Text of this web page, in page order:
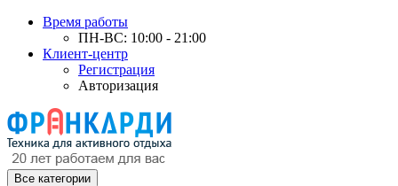
Время работы
ПН-ВС: 10:00 - 21:00
Клиент-центр
Регистрация
Авторизация
Все категории